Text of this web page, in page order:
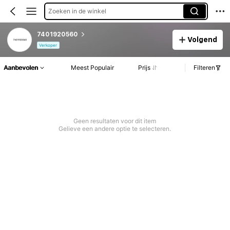
Zoeken in de winkel
7401920560
Verkoper
Volgend
Aanbevolen Meest Populair Prijs Filteren
Geen resultaten voor dit item
Gelieve een andere optie te selecteren.